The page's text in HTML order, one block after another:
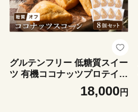
グルテンフリー 低糖質スイー
ツ 有機ココナッツプロテイン
スコーン 8個 / スイーツ マフ
ィン 低糖質 ダイエット 朝食
18,000円